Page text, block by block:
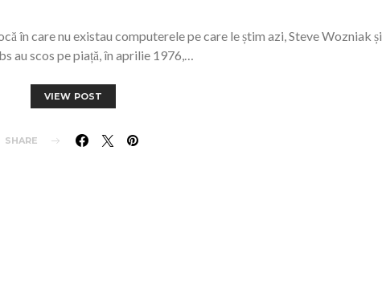
în care nu existau computerele pe care le știm azi, Steve Wozniak și
au scos pe piață, în aprilie 1976,…
VIEW POST
SHARE